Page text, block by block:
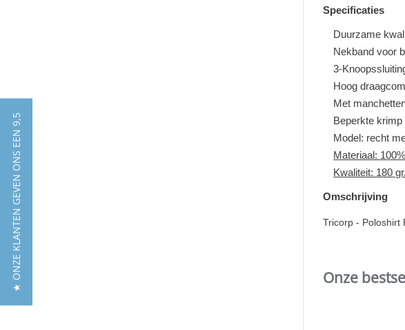
Specificaties
Duurzame
Nekband voor
3-
Hoog
Met
Beperkte
Model: recht
Materiaal:
Kwaliteit: 180
Omschrijving
Tricorp - Poloshirt
Slideshow
Onze
★ ONZE KLANTEN GEVEN ONS EEN 9,5